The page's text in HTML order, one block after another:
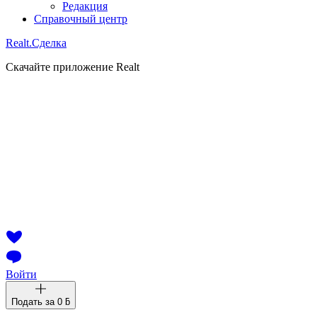
Редакция
Справочный центр
Realt.Сделка
Скачайте приложение Realt
Войти
Подать за 0 ƃ